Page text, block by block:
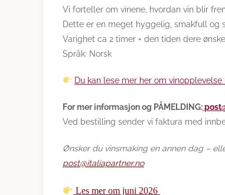
Vi forteller om vinene, hvordan vin blir
Dette er en meget hyggelig, smakfull og
Varighet ca 2 timer + den tiden dere
Språk: Norsk
Du kan lese mer her om vinopplevelse
For mer informasjon og PÅMELDING:
Ved bestilling sender vi faktura med
Ønsker du vinsmaking en annen dag –
post@italiapartner.no
Les mer om juni 2026